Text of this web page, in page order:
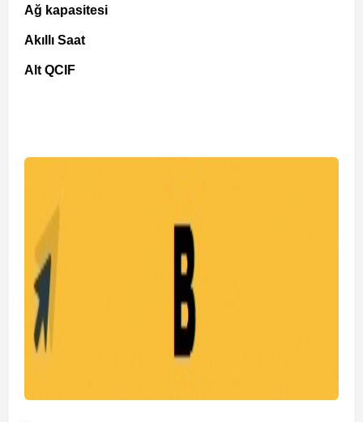
Ağ kapasitesi
Akıllı Saat
Alt QCIF